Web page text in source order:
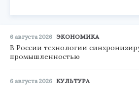
6 августа 2026 ЭКОНОМИКА
В России технологии
промышленностью
6 августа 2026 КУЛЬТУРА